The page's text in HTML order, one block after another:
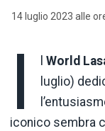
14 luglio 2023 alle
I lWorld
luglio)
iconico sembra